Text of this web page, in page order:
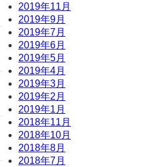
2019年11月
2019年9月
2019年7月
2019年6月
2019年5月
2019年4月
2019年3月
2019年2月
2019年1月
2018年11月
2018年10月
2018年8月
2018年7月